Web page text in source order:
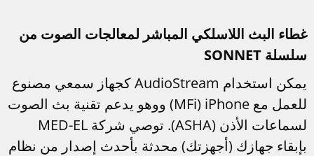
غطاء البث اللاسلكي المباشر لمعالجات الصوت من
سلسلة SONNET
يمكن استخدام AudioStream كجهاز سمعي مصنوع
للعمل مع iPhone‏ (MFi) ووهو يدعم تقنية بث الصوت
لسماعات الأذن (ASHA). توصي شركة MED-EL
بإبقاء جهازك (أجهزتك) محدثة بأحدث إصدار من نظام